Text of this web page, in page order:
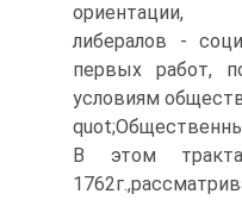
ориентации,
либералов -
первых работ,
условиям
В этом